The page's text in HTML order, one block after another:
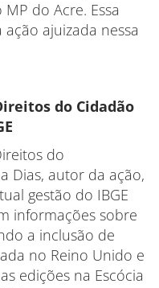
do Acre. Essa
ajuizada nessa
do Cidadão
do
Dias, autor da ação,
gestão do IBGE
informações sobre
a inclusão de
no Reino Unido e
edições na Escócia